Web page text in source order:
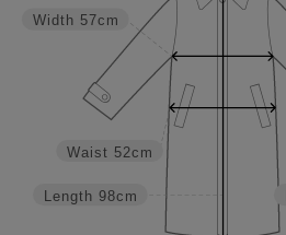
Length 98cm
Waist 52cm
Width 57cm